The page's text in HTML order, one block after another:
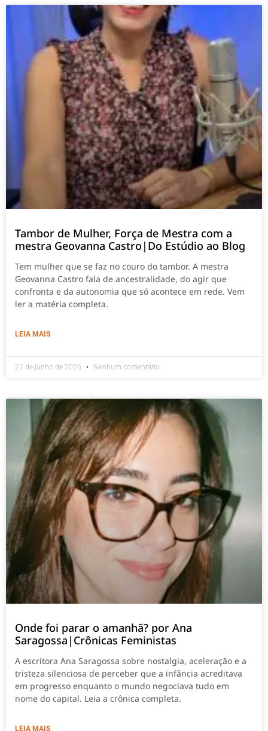
Tambor de Mulher, Força de Mestra com a
mestra Geovanna Castro|Do Estúdio ao Blog
Tem mulher que se faz no couro do tambor. A mestra
Geovanna Castro fala de ancestralidade, do agir que
confronta e da autonomia que só acontece em rede. Vem
ler a matéria completa.
LEIA MAIS
21 de junho de 2026 Nenhum comentário
Onde foi parar o amanhã? por Ana
Saragossa|Crônicas Feministas
A escritora Ana Saragossa sobre nostalgia, aceleração e a
tristeza silenciosa de perceber que a infância acreditava
em progresso enquanto o mundo negociava tudo em
nome do capital. Leia a crônica completa.
LEIA MAIS